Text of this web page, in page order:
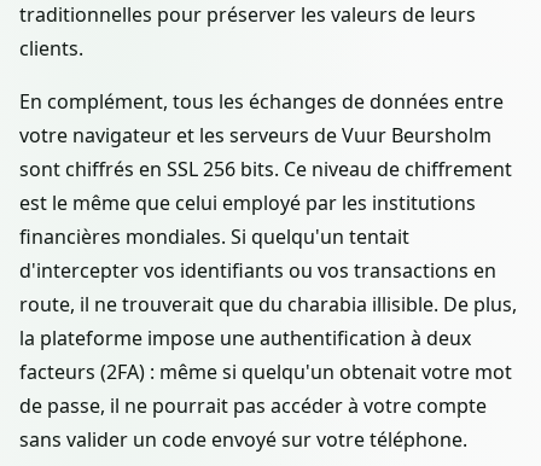
traditionnelles pour préserver les valeurs de leurs
clients.
En complément, tous les échanges de données entre
votre navigateur et les serveurs de Vuur Beursholm
sont chiffrés en SSL 256 bits. Ce niveau de chiffrement
est le même que celui employé par les institutions
financières mondiales. Si quelqu'un tentait
d'intercepter vos identifiants ou vos transactions en
route, il ne trouverait que du charabia illisible. De plus,
la plateforme impose une authentification à deux
facteurs (2FA) : même si quelqu'un obtenait votre mot
de passe, il ne pourrait pas accéder à votre compte
sans valider un code envoyé sur votre téléphone.